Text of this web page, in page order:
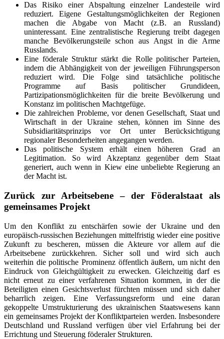
Das Risiko einer Abspaltung einzelner Landesteile wird
reduziert. Eigene Gestaltungsmöglichkeiten der Regionen
machen die Abgabe von Macht (z.B. an Russland)
uninteressant. Eine zentralistische Regierung treibt dagegen
manche Bevölkerungsteile schon aus Angst in die Arme
Russlands.
Eine föderale Struktur stärkt die Rolle politischer Parteien,
indem die Abhängigkeit von der jeweiligen Führungsperson
reduziert wird. Die Folge sind tatsächliche politische
Programme auf Basis politischer Grundideen,
Partizipationsmöglichkeiten für die breite Bevölkerung und
Konstanz im politischen Machtgefüge.
Die zahlreichen Probleme, vor denen Gesellschaft, Staat und
Wirtschaft in der Ukraine stehen, können im Sinne des
Subsidiaritätsprinzips vor Ort unter Berücksichtigung
regionaler Besonderheiten angegangen werden.
Das politische System erhält einen höheren Grad an
Legitimation. So wird Akzeptanz gegenüber dem Staat
generiert, auch wenn in Kiew eine unbeliebte Regierung an
der Macht ist.
Zurück zur Arbeitsebene – der Föderalstaat als
gemeinsames Projekt
Um den Konflikt zu entschärfen sowie der Ukraine und den
europäisch-russischen Beziehungen mittelfristig wieder eine positive
Zukunft zu bescheren, müssen die Akteure vor allem auf die
Arbeitsebene zurückkehren. Sicher soll und wird sich auch
weiterhin die politische Prominenz öffentlich äußern, um nicht den
Eindruck von Gleichgültigkeit zu erwecken. Gleichzeitig darf es
nicht erneut zu einer verfahrenen Situation kommen, in der die
Beteiligten einen Gesichtsverlust fürchten müssen und sich daher
beharrlich zeigen. Eine Verfassungsreform und eine daran
gekoppelte Umstrukturierung des ukrainischen Staatswesens kann
ein gemeinsames Projekt der Konfliktparteien werden. Insbesondere
Deutschland und Russland verfügen über viel Erfahrung bei der
Errichtung und Steuerung föderaler Strukturen.